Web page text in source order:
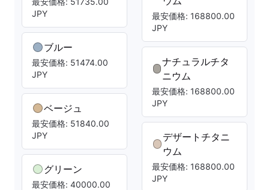
JPY
ブルー
最安価格: 51474.00
JPY
ベージュ
最安価格: 51840.00
JPY
グリーン
最安価格: 40000.00
最安価格: 168800.00
JPY
ナチュラルチタ
ニウム
最安価格: 168800.00
JPY
デザートチタニ
ウム
最安価格: 168800.00
JPY